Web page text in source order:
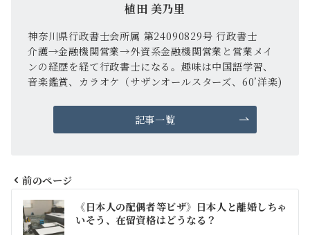
植田 美乃里
神奈川県行政書士会所属 第24090829号 行政書士
介護→金融機関営業→外資系金融機関営業と営業メイ
ンの経歴を経て行政書士になる。趣味は中国語学習、
音楽鑑賞、カラオケ（サザンオールスターズ、60’洋楽)
記事一覧
投
稿
前のページ
《日本人の配偶者等ビザ》日本人と離婚しちゃ
いそう、在留資格はどうなる？